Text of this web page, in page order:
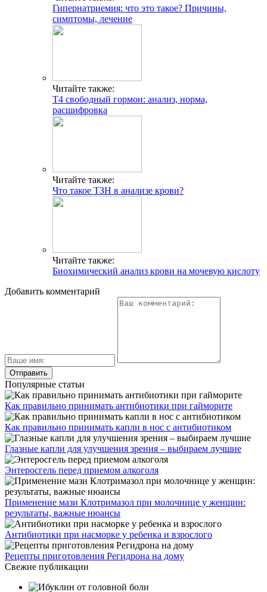
Гипернатриемия: что это такое? Причины,
симптомы, лечение
Читайте также:
Т4 свободный гормон: анализ, норма,
расшифровка
Читайте также:
Что такое ТЗН в анализе крови?
Читайте также:
Биохимический анализ крови на мочевую кислоту
Добавить комментарий
Популярные статьи
Как правильно принимать антибиотики при гайморите
Как правильно принимать капли в нос с антибиотиком
Глазные капли для улучшения зрения – выбираем лучшие
Энтеросгель перед приемом алкоголя
Применение мази Клотримазол при молочнице у женщин:
результаты, важные нюансы
Антибиотики при насморке у ребенка и взрослого
Рецепты приготовления Регидрона на дому
Свежие публикации